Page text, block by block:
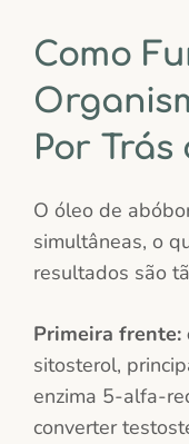
Como
Por Trás
O óleo de
simultâneas, o
resultados são
Primeira frente:
sitosterol,
enzima 5-alfa-
converter